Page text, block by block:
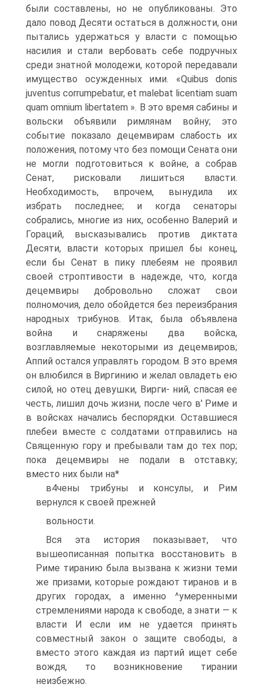
были составлены, но не опубликованы. Это
дало повод Десяти остаться в должности, они
пытались удержаться у власти с помощью
насилия и стали вербовать себе подручных
среди знатной молодежи, которой передавали
имущество осужденных ими. «Quibus donis
juventus corrumpebatur, et malebat licentiam suam
quam omnium libertatem ». В это время сабины и
вольски объявили римлянам войну; это
событие показало децемвирам слабость их
положения, потому что без помощи Сената они
не могли подготовиться к войне, а собрав
Сенат, рисковали лишиться власти.
Необходимость, впрочем, вынудила их
избрать последнее; и когда сенаторы
собрались, многие из них, особенно Валерий и
Гораций, высказывались против диктата
Десяти, власти которых пришел бы конец,
если бы Сенат в пику плебеям не проявил
своей строптивости в надежде, что, когда
децемвиры добровольно сложат свои
полномочия, дело обойдется без переизбрания
народных трибунов. Итак, была объявлена
война и снаряжены два войска,
возглавляемые некоторыми из децемвиров;
Аппий остался управлять городом. В это время
он влюбился в Виргинию и желал овладеть ею
силой, но отец девушки, Вирги- ний, спасая ее
честь, лишил дочь жизни, после чего в' Риме и
в войсках начались беспорядки. Оставшиеся
плебеи вместе с солдатами отправились на
Священную гору и пребывали там до тех пор;
пока децемвиры не подали в отставку;
вместо них были на*
в4чены трибуны и консулы, и Рим
вернулся к своей прежней
вольности.
Вся эта история показывает, что
вышеописанная попытка восстановить в
Риме тиранию была вызвана к жизни теми
же призами, которые рождают тиранов и в
других городах, а именно ^умеренными
стремлениями народа к свободе, а знати — к
власти И если им не удается принять
совместный закон о защите свободы, а
вместо этого каждая из партий ищет себе
вождя, то возникновение тирании
неизбежно.